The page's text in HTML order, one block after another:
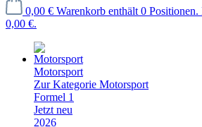
0,00 € Warenkorb enthält 0
0,00 €.
Motorsport
Zur Kategorie Motorsport
Formel 1
Jetzt neu
2026